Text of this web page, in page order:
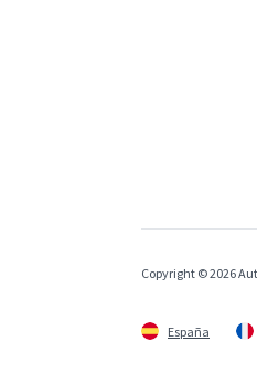
Copyright © 2026
España